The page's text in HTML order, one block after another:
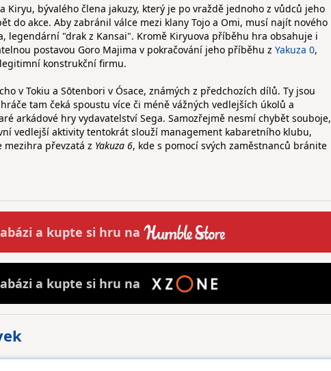
bývalého člena jakuzy, který je po vraždě jednoho z vůdců jeho
do akce. Aby zabránil válce mezi klany Tojo a Omi, musí najít nového
legendární "drak z Kansai". Kromě Kiryuova příběhu hra obsahuje i
postavou Goro Majima v pokračování jeho příběhu z Yakuza 0,
konstrukční firmu.
v Tokiu a Sōtenbori v Ósace, známých z předchozích dílů. Ty jsou
tam čeká spoustu více či méně vážných vedlejších úkolů a
arkádové hry vydavatelství Sega. Samozřejmě nesmí chybět souboje,
vedlejší aktivity tentokrát slouží management kabaretního klubu,
mezihra převzatá z Yakuza 6, kde s pomocí svých zaměstnanců bránite
a kupte si hru na
a kupte si hru na